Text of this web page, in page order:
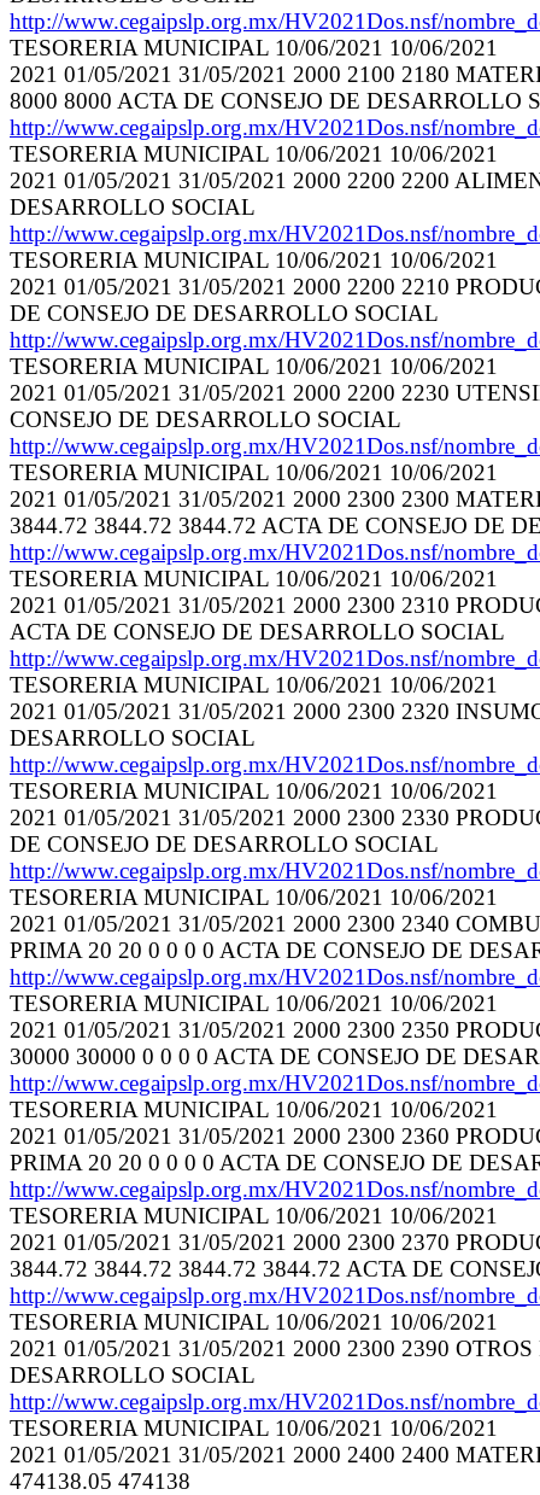
http://www.cegaipslp.org.mx/HV2021Dos.nsf/
TESORERIA MUNICIPAL 10/06/2021 10/06/2021
2021 01/05/2021 31/05/2021 2000 2100 2180
8000 8000 ACTA DE CONSEJO DE DESARROLLO
http://www.cegaipslp.org.mx/HV2021Dos.nsf/
TESORERIA MUNICIPAL 10/06/2021 10/06/2021
2021 01/05/2021 31/05/2021 2000 2200 2200
DESARROLLO SOCIAL
http://www.cegaipslp.org.mx/HV2021Dos.nsf/
TESORERIA MUNICIPAL 10/06/2021 10/06/2021
2021 01/05/2021 31/05/2021 2000 2200 2210
DE CONSEJO DE DESARROLLO SOCIAL
http://www.cegaipslp.org.mx/HV2021Dos.nsf/
TESORERIA MUNICIPAL 10/06/2021 10/06/2021
2021 01/05/2021 31/05/2021 2000 2200 2230
CONSEJO DE DESARROLLO SOCIAL
http://www.cegaipslp.org.mx/HV2021Dos.nsf/
TESORERIA MUNICIPAL 10/06/2021 10/06/2021
2021 01/05/2021 31/05/2021 2000 2300 2300
3844.72 3844.72 3844.72 ACTA DE CONSEJO DE
http://www.cegaipslp.org.mx/HV2021Dos.nsf/
TESORERIA MUNICIPAL 10/06/2021 10/06/2021
2021 01/05/2021 31/05/2021 2000 2300 2310
ACTA DE CONSEJO DE DESARROLLO SOCIAL
http://www.cegaipslp.org.mx/HV2021Dos.nsf/
TESORERIA MUNICIPAL 10/06/2021 10/06/2021
2021 01/05/2021 31/05/2021 2000 2300 2320
DESARROLLO SOCIAL
http://www.cegaipslp.org.mx/HV2021Dos.nsf/
TESORERIA MUNICIPAL 10/06/2021 10/06/2021
2021 01/05/2021 31/05/2021 2000 2300 2330
DE CONSEJO DE DESARROLLO SOCIAL
http://www.cegaipslp.org.mx/HV2021Dos.nsf/
TESORERIA MUNICIPAL 10/06/2021 10/06/2021
2021 01/05/2021 31/05/2021 2000 2300 2340
PRIMA 20 20 0 0 0 0 ACTA DE CONSEJO DE
http://www.cegaipslp.org.mx/HV2021Dos.nsf/
TESORERIA MUNICIPAL 10/06/2021 10/06/2021
2021 01/05/2021 31/05/2021 2000 2300 2350
30000 30000 0 0 0 0 ACTA DE CONSEJO DE
http://www.cegaipslp.org.mx/HV2021Dos.nsf/
TESORERIA MUNICIPAL 10/06/2021 10/06/2021
2021 01/05/2021 31/05/2021 2000 2300 2360
PRIMA 20 20 0 0 0 0 ACTA DE CONSEJO DE
http://www.cegaipslp.org.mx/HV2021Dos.nsf/
TESORERIA MUNICIPAL 10/06/2021 10/06/2021
2021 01/05/2021 31/05/2021 2000 2300 2370
3844.72 3844.72 3844.72 3844.72 ACTA DE
http://www.cegaipslp.org.mx/HV2021Dos.nsf/
TESORERIA MUNICIPAL 10/06/2021 10/06/2021
2021 01/05/2021 31/05/2021 2000 2300 2390
DESARROLLO SOCIAL
http://www.cegaipslp.org.mx/HV2021Dos.nsf/
TESORERIA MUNICIPAL 10/06/2021 10/06/2021
2021 01/05/2021 31/05/2021 2000 2400 2400
474138.05 474138